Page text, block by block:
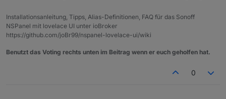
Installationsanleitung, Tipps, Alias-Definitionen, FAQ für das Sonoff
NSPanel mit lovelace UI unter ioBroker
https://github.com/joBr99/nspanel-lovelace-ui/wiki
Benutzt das Voting rechts unten im Beitrag wenn er euch geholfen hat.
0